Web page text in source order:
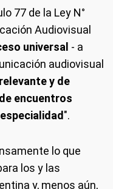
77 de la Ley N°
Audiovisual
universal - a
audiovisual
y de
encuentros
".
lo que
los y las
y, menos aún,